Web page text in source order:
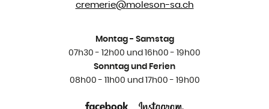
cremerie@moleson-sa.ch
Montag - Samstag
07h30 - 12h00 und 16h00 - 19h00
Sonntag und Ferien
08h00 - 11h00 und 17h00 - 19h00